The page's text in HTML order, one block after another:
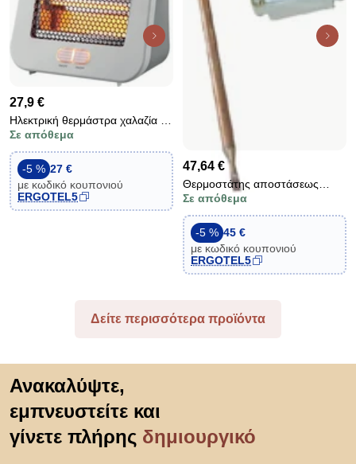
27,9 €
Ηλεκτρική θερμάστρα χαλαζία με
2 επίπεδα 400W/800W με
προστασία από υπερθέρμανση
για χώρους έως 20m²
Σε απόθεμα
-5 % 27 €
με κωδικό κουπονιού
ERGOTEL5
47,64 €
Θερμοστάτης αποστάσεως
400V τριφασικός 50-400°C
CAEM 16A
Σε απόθεμα
-5 % 45 €
με κωδικό κουπονιού
ERGOTEL5
Δείτε περισσότερα προϊόντα
Ανακαλύψτε,
εμπνευστείτε και
γίνετε πλήρης δημιουργικό